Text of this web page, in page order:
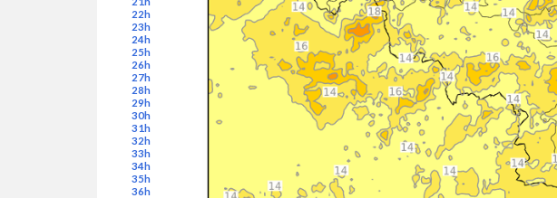
22h
23h
24h
25h
26h
27h
28h
29h
30h
31h
32h
33h
34h
35h
36h